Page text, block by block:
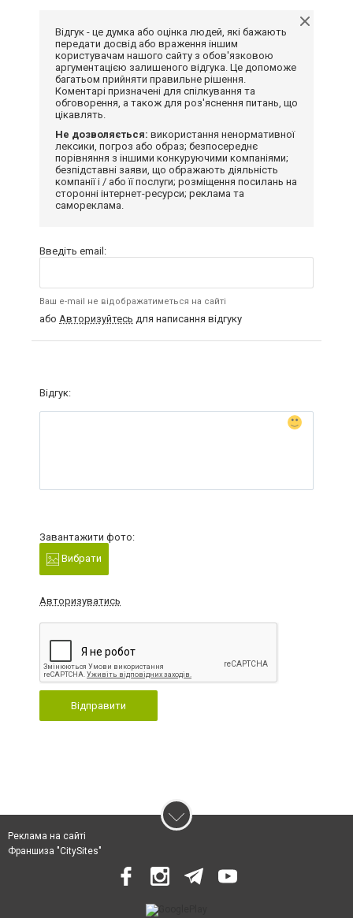
Відгук - це думка або оцінка людей, які бажають
передати досвід або враження іншим
користувачам нашого сайту з обов'язковою
аргументацією залишеного відгука. Це допоможе
багатьом прийняти правильне рішення.
Коментарі призначені для спілкування та
обговорення, а також для роз'яснення питань, що
цікавлять.
Не дозволяється: використання ненормативної
лексики, погроз або образ; безпосереднє
порівняння з іншими конкуруючими компаніями;
безпідставні заяви, що ображають діяльність
компанії і / або її послуги; розміщення посилань на
сторонні інтернет-ресурси; реклама та
самореклама.
Введіть email:
Ваш e-mail не відображатиметься на сайті
або Авторизуйтесь для написання відгуку
Відгук:
Завантажити фото:
Вибрати
Авторизуватись
Відправити
Реклама на сайті
Франшиза "CitySites"